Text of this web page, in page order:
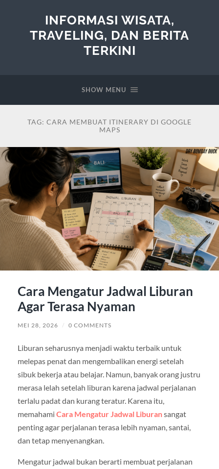
INFORMASI WISATA,
TRAVELING, DAN BERITA
TERKINI
SHOW MENU
TAG: CARA MEMBUAT ITINERARY DI GOOGLE
MAPS
Cara Mengatur Jadwal Liburan
Agar Terasa Nyaman
MEI 28, 2026 / 0 COMMENTS
Liburan seharusnya menjadi waktu terbaik untuk
melepas penat dan mengembalikan energi setelah
sibuk bekerja atau belajar. Namun, banyak orang justru
merasa lelah setelah liburan karena jadwal perjalanan
terlalu padat dan kurang teratur. Karena itu,
memahami Cara Mengatur Jadwal Liburansangat
penting agar perjalanan terasa lebih nyaman, santai,
dan tetap menyenangkan.
Mengatur jadwal bukan berarti membuat perjalanan